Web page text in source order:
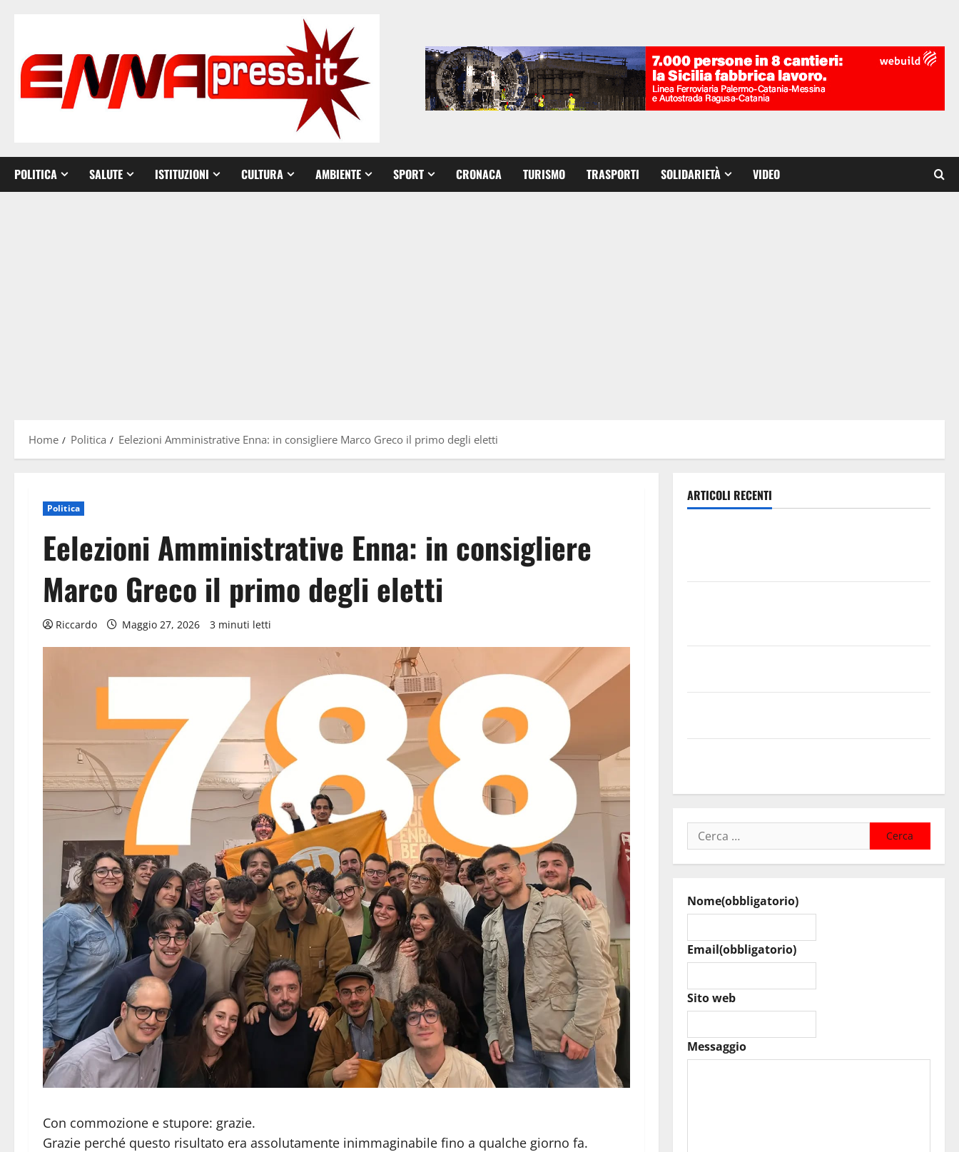
POLITICA SALUTE ISTITUZIONI CULTURA AMBIENTE SPORT CRONACA TURISMO TRASPORTI SOLIDARIETÀ VIDEO
Home Politica Eelezioni Amministrative Enna: in consigliere Marco Greco il primo degli eletti
Politica
Eelezioni Amministrative Enna: in consigliere
Marco Greco il primo degli eletti
Riccardo Maggio 27, 2026 3 minuti letti
Con commozione e stupore: grazie.
Grazie perché questo risultato era assolutamente inimmaginabile fino a qualche giorno fa.
ARTICOLI RECENTI
Ricerca
per:
Nome(obbligatorio)
Email(obbligatorio)
Sito web
Messaggio